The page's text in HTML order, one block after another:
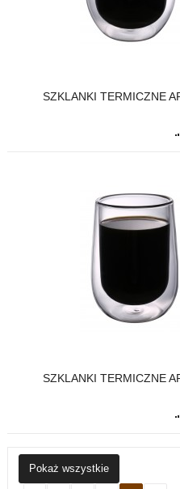
SZKLANKI TERMICZNE
SZKLANKI TERMICZNE
Pokaż wszystkie